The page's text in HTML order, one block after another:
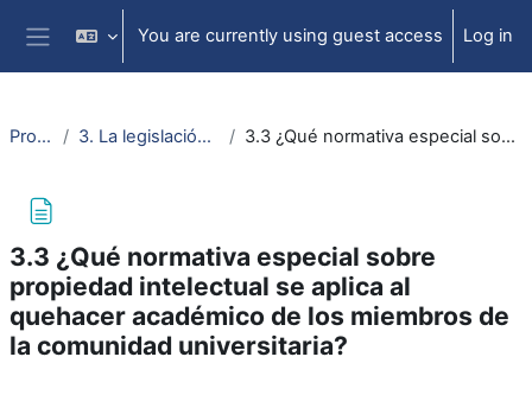
Skip to main content
Side panel
You are currently using guest access Log in
Propiedad intelectual 3. La legislación sobre propiedad intelectual y la comunidad universitaria 3.3 ¿Qué normativa especial sobre propiedad intelectual se aplica al quehacer académico de los miembros de la comunidad universitaria?
3.3 ¿Qué normativa especial sobre
propiedad intelectual se aplica al
quehacer académico de los miembros de
la comunidad universitaria?